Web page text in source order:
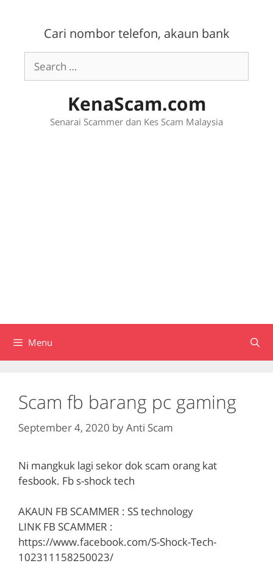
Cari nombor telefon, akaun bank
Search
for:
KenaScam.com
Senarai Scammer dan Kes Scam Malaysia
Menu
Scam fb barang pc gaming
September 4, 2020 byAnti Scam
Ni mangkuk lagi sekor dok scam orang kat
fesbook. Fb s-shock tech
AKAUN FB SCAMMER : SS technology
LINK FB SCAMMER :
https://www.facebook.com/S-Shock-Tech-
102311158250023/